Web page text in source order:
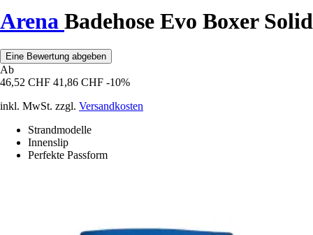
Arena Badehose Evo Boxer Solid
Eine Bewertung abgeben
Ab
46,52 CHF 41,86 CHF -10%
inkl. MwSt. zzgl. Versandkosten
Strandmodelle
Innenslip
Perfekte Passform